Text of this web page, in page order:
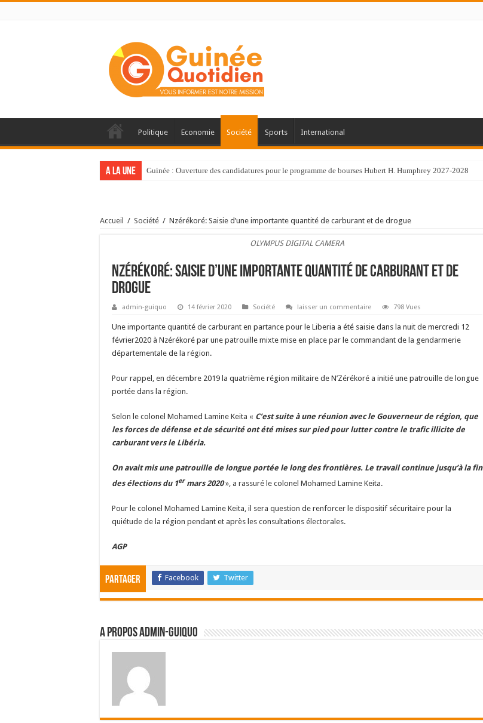
Politique Economie Société Sports International
A la une Guinée : Ouverture des candidatures pour le programme de bourses Hubert H. Humphrey 2027-2028
Accueil / Société / Nzérékoré: Saisie d’une importante quantité de carburant et de drogue
OLYMPUS DIGITAL CAMERA
Nzérékoré: Saisie d’une importante quantité de carburant et de
drogue
admin-guiquo 14 février 2020 Société laisser un commentaire 798 Vues
Une importante quantité de carburant en partance pour le Liberia a été saisie dans la nuit de mercredi 12
février2020 à Nzérékoré par une patrouille mixte mise en place par le commandant de la gendarmerie
départementale de la région.
Pour rappel, en décembre 2019 la quatrième région militaire de N’Zérékoré a initié une patrouille de longue
portée dans la région.
Selon le colonel Mohamed Lamine Keita « C’est suite à une réunion avec le Gouverneur de région, que
les forces de défense et de sécurité ont été mises sur pied pour lutter contre le trafic illicite de
carburant vers le Libéria.
On avait mis une patrouille de longue portée le long des frontières. Le travail continue jusqu’à la fin
des élections du 1ermars 2020», a rassuré le colonel Mohamed Lamine Keita.
Pour le colonel Mohamed Lamine Keita, il sera question de renforcer le dispositif sécuritaire pour la
quiétude de la région pendant et après les consultations électorales.
AGP
Partager Facebook Twitter
A propos admin-guiquo